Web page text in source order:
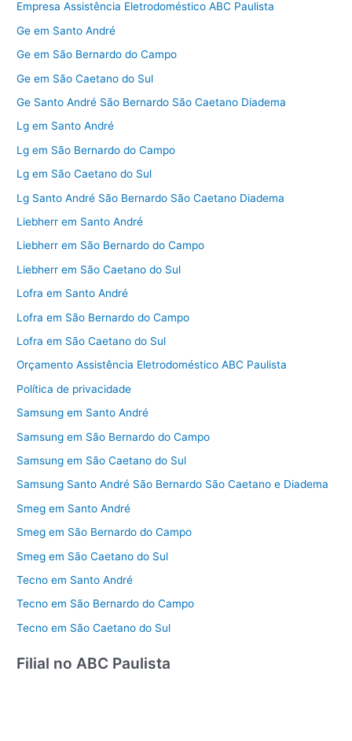
Empresa Assistência Eletrodoméstico ABC Paulista
Ge em Santo André
Ge em São Bernardo do Campo
Ge em São Caetano do Sul
Ge Santo André São Bernardo São Caetano Diadema
Lg em Santo André
Lg em São Bernardo do Campo
Lg em São Caetano do Sul
Lg Santo André São Bernardo São Caetano Diadema
Liebherr em Santo André
Liebherr em São Bernardo do Campo
Liebherr em São Caetano do Sul
Lofra em Santo André
Lofra em São Bernardo do Campo
Lofra em São Caetano do Sul
Orçamento Assistência Eletrodoméstico ABC Paulista
Política de privacidade
Samsung em Santo André
Samsung em São Bernardo do Campo
Samsung em São Caetano do Sul
Samsung Santo André São Bernardo São Caetano e Diadema
Smeg em Santo André
Smeg em São Bernardo do Campo
Smeg em São Caetano do Sul
Tecno em Santo André
Tecno em São Bernardo do Campo
Tecno em São Caetano do Sul
Filial no ABC Paulista